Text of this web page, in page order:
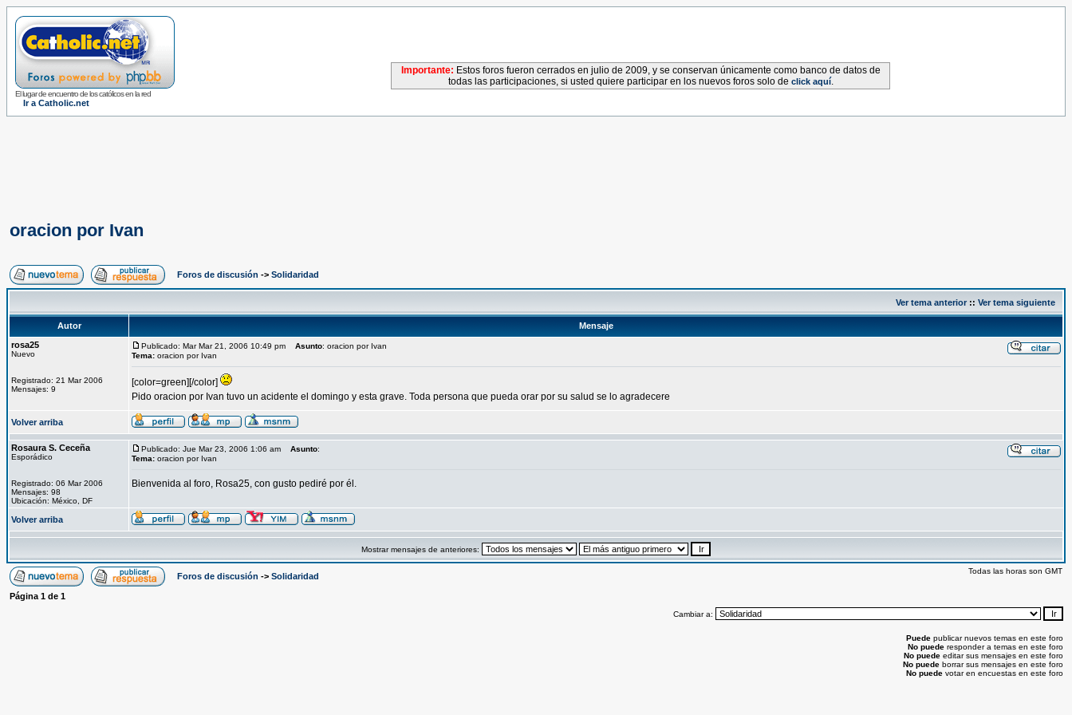
El lugar de encuentro de los católicos en la red
Ir a Catholic.net
Importante: Estos foros fueron cerrados en julio de 2009, y se conservan únicamente como banco de datos de
todas las participaciones, si usted quiere participar en los nuevos foros solo de click aquí.
oracion por Ivan
Foros de discusión -> Solidaridad
Ver tema anterior:: Ver tema siguiente
Autor
Mensaje
rosa25
Nuevo
Registrado: 21 Mar 2006
Mensajes: 9
Publicado: Mar Mar 21, 2006 10:49 pm Asunto: oracion por Ivan
Tema: oracion por Ivan
[color=green][/color]
Pido oracion por Ivan tuvo un acidente el domingo y esta grave. Toda persona que pueda orar por su salud se lo agradecere
Volver arriba
Rosaura S. Ceceña
Esporádico
Registrado: 06 Mar 2006
Mensajes: 98
Ubicación: México, DF
Publicado: Jue Mar 23, 2006 1:06 am Asunto:
Tema: oracion por Ivan
Bienvenida al foro, Rosa25, con gusto pediré por él.
Volver arriba
Mostrar mensajes de anteriores:
Foros de discusión -> Solidaridad
Todas las horas son GMT
Página 1 de 1
Cambiar a:
Puede publicar nuevos temas en este foro
No puede responder a temas en este foro
No puede editar sus mensajes en este foro
No puede borrar sus mensajes en este foro
No puede votar en encuestas en este foro